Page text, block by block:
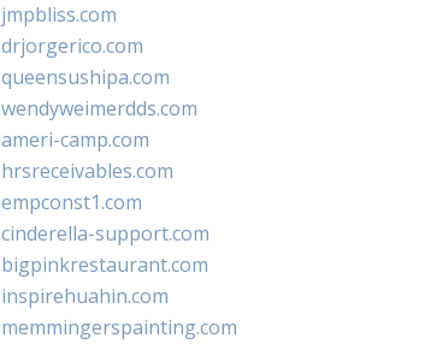
jmpbliss.com
drjorgerico.com
queensushipa.com
wendyweimerdds.com
ameri-camp.com
hrsreceivables.com
empconst1.com
cinderella-support.com
bigpinkrestaurant.com
inspirehuahin.com
memmingerspainting.com